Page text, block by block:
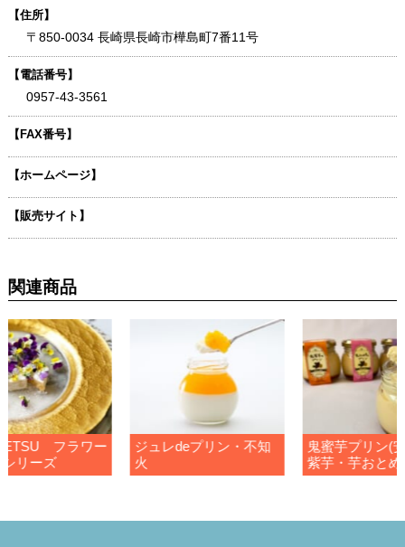
【住所】
〒850-0034 長崎県長崎市樺島町7番11号
【電話番号】
0957-43-3561
【FAX番号】
【ホームページ】
【販売サイト】
関連商品
フラワー
リーズ
ジュレdeプリン・不知
火
鬼蜜芋プリン(
紫芋・芋おとめ